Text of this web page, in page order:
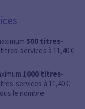
500 titres-
titres-services à 11,40 €
1000 titres-
services à 11,40 €
le nombre